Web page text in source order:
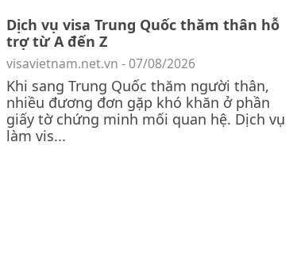
Dịch vụ visa Trung Quốc thăm thân hỗ
trợ từ A đến Z
visavietnam.net.vn - 07/08/2026
Khi sang Trung Quốc thăm người thân,
nhiều đương đơn gặp khó khăn ở phần
giấy tờ chứng minh mối quan hệ. Dịch vụ
làm vis...